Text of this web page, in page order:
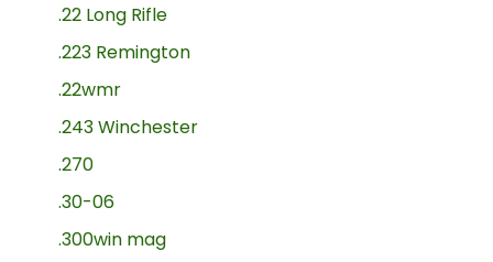
.22 Long Rifle
.223 Remington
.22wmr
.243 Winchester
.270
.30-06
.300win mag